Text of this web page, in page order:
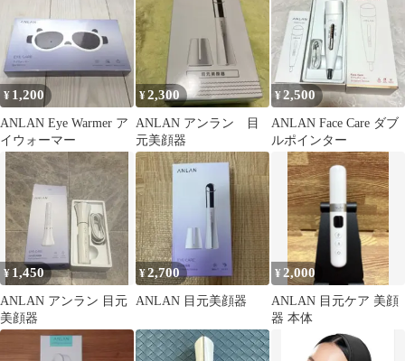
¥ 1,200
ANLAN Eye Warmer ア
イウォーマー
¥2,300
ANLAN アンラン 目
元美顔器
¥2,500
ANLAN Face Care ダブ
ルポインター
¥ 1,450
ANLAN アンラン 目元
美顔器
¥2,700
ANLAN 目元美顔器
¥ 2,000
ANLAN 目元ケア 美顔
器 本体